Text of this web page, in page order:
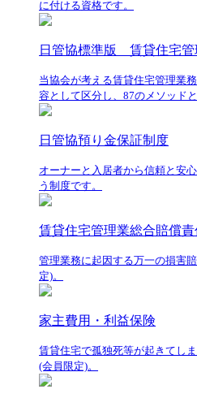
に付ける資格です。
日管協標準版 賃貸住宅管
当協会が考える賃貸住宅管理業
容として区分し、87のメソッド
日管協預り金保証制度
オーナーと入居者から信頼と安
う制度です。
賃貸住宅管理業総合賠償
管理業務に起因する万一の損害
定)。
家主費用・利益保険
賃貸住宅で孤独死等が起きてし
(会員限定)。